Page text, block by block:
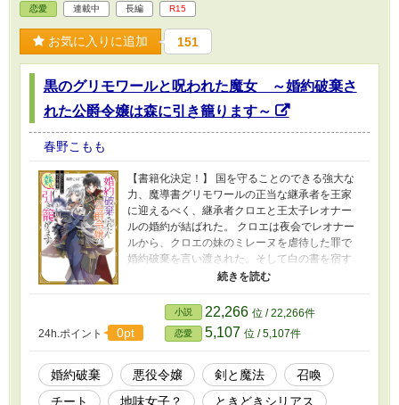
恋愛 連載中 長編 R15
お気に入りに追加 151
黒のグリモワールと呪われた魔女 ～婚約破棄さ
れた公爵令嬢は森に引き籠ります～
春野こもも
【書籍化決定！】 国を守ることのできる強大な
力、魔導書グリモワールの正当な継承者を王家
に迎えるべく、継承者クロエと王太子レオナー
ルの婚約が結ばれた。 クロエは夜会でレオナー
ルから、クロエの妹のミレーヌを虐待した罪で
婚約破棄を言い渡された。そして白の書を宿す
ミレーヌこそが正当な継承者だという。 地味で
凡庸な少女クロエは、謂れのない罪で断罪され
て傷つけられる。そしてついには、父や使用人
にも裏切られて公爵家を追放されてしまった。
ある目的を果たすためにクロエは森へと引き籠
る。仲間とともに計画を進めていたクロエのも
とに、かつての仇と狙う魔法剣士が訪れる。剣
士は告げる。仇の魔女はクロエと同じ顔をして
24h.ポイント 0pt
小説 22,266 位 / 22,266件
恋愛 5,107 位 / 5,107件
婚約破棄 悪役令嬢 剣と魔法
召喚
チート
地味女子？
ときどきシリアス